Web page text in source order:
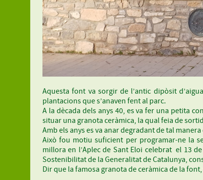
Aquesta font va sorgir de l’antic dipòsit
plantacions que s’anaven fent al parc.
A la dècada dels anys 40, es va fer una petita
situar una granota ceràmica, la qual feia de
Amb els anys es va anar degradant de tal
Això fou motiu suficient per programar-ne la
millora en l’Aplec de Sant Eloi celebrat el 13
Sostenibilitat de la Generalitat de Catalunya,
Dir que la famosa granota de ceràmica de la